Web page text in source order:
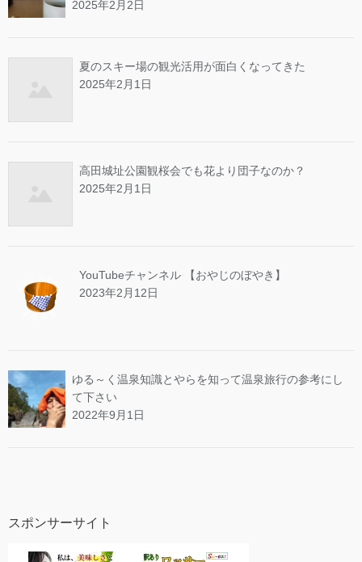
2025年2月2日
夏のスキー場の観光活用が面白くなってきた
2025年2月1日
高田城址公園観桜会でも花より団子なのか？
2025年2月1日
YouTubeチャンネル 【おやじのぼやき】
2023年2月12日
ゆる～く温泉知識とやらを知って温泉旅行の参考にし
て下さい
2022年9月1日
スポンサーサイト